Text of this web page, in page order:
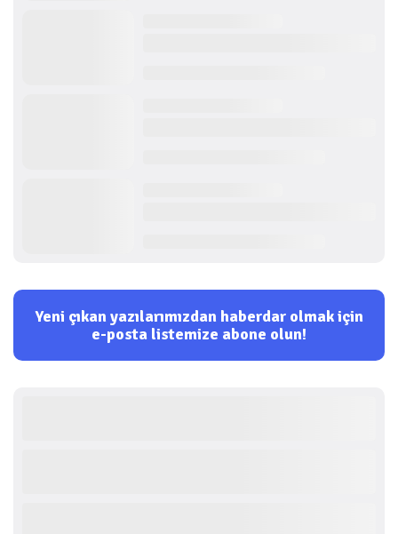
Yeni çıkan yazılarımızdan haberdar olmak için
e-posta listemize abone olun!